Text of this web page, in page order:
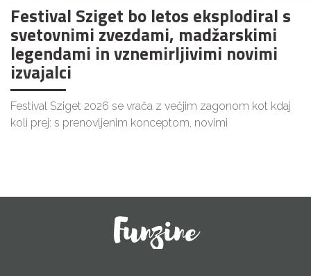
Festival Sziget bo letos eksplodiral s
svetovnimi zvezdami, madžarskimi
legendami in vznemirljivimi novimi
izvajalci
Festival Sziget 2026 se vrača z večjim zagonom kot kdaj
koli prej: s prenovljenim konceptom, novimi